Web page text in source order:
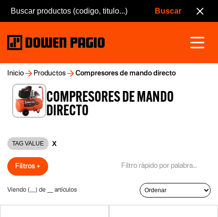
Inicio Productos Compresores de mando directo
COMPRESORES DE MANDO
DIRECTO
TAG VALUE X
Filtros +
Viendo ( ) de artículos